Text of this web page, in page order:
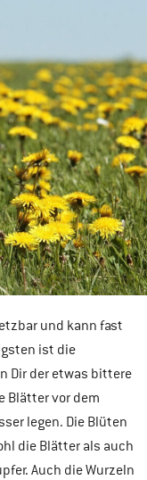
und kann fast
ist die
Dir der etwas bittere
Blätter vor dem
legen. Die Blüten
die Blätter als auch
Auch die Wurzeln